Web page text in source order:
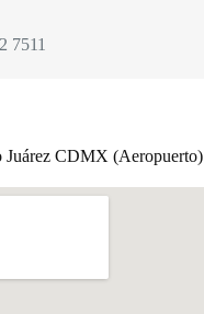
7511
CDMX (Aeropuerto)